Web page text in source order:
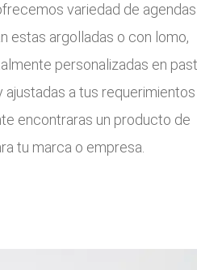
variedad de
estas argolladas o con lomo,
personalizadas en
ajustadas a tus requerimientos
encontraras un producto de
tu marca o empresa.